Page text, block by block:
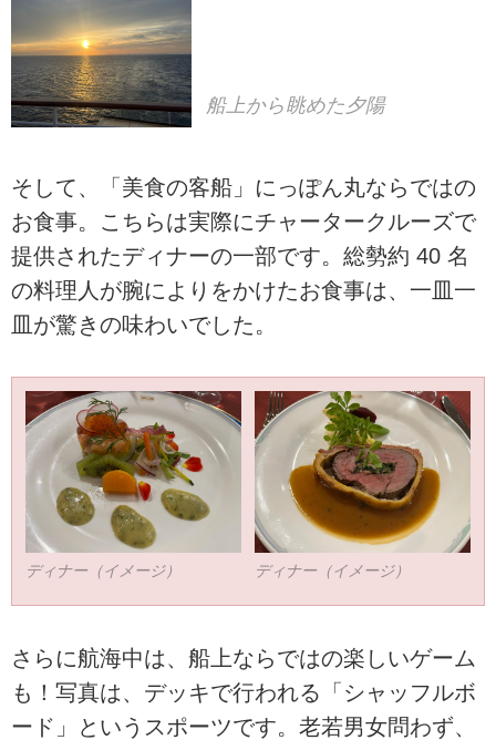
船上から眺めた夕陽
そして、「美食の客船」にっぽん丸ならではの
お食事。こちらは実際にチャータークルーズで
提供されたディナーの一部です。総勢約 40 名
の料理人が腕によりをかけたお食事は、一皿一
皿が驚きの味わいでした。
ディナー（イメージ） ディナー（イメージ）
さらに航海中は、船上ならではの楽しいゲーム
も！写真は、デッキで行われる「シャッフルボ
ード」というスポーツです。老若男女問わず、